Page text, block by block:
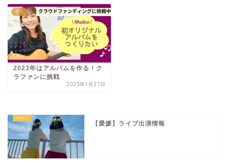
音楽
2023年はアルバムを作る！ク
ラファンに挑戦
2023年1月27日
【愛媛】ライブ出演情報